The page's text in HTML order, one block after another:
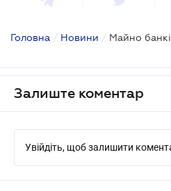
Головна / Новини / Майно
Залиште коментар
Увійдіть, щоб залишити